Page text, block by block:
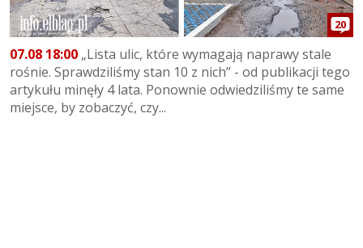
20
07.08 18:00 „Lista ulic, które wymagają naprawy stale
rośnie. Sprawdziliśmy stan 10 z nich” - od publikacji tego
artykułu minęły 4 lata. Ponownie odwiedziliśmy te same
miejsce, by zobaczyć, czy...